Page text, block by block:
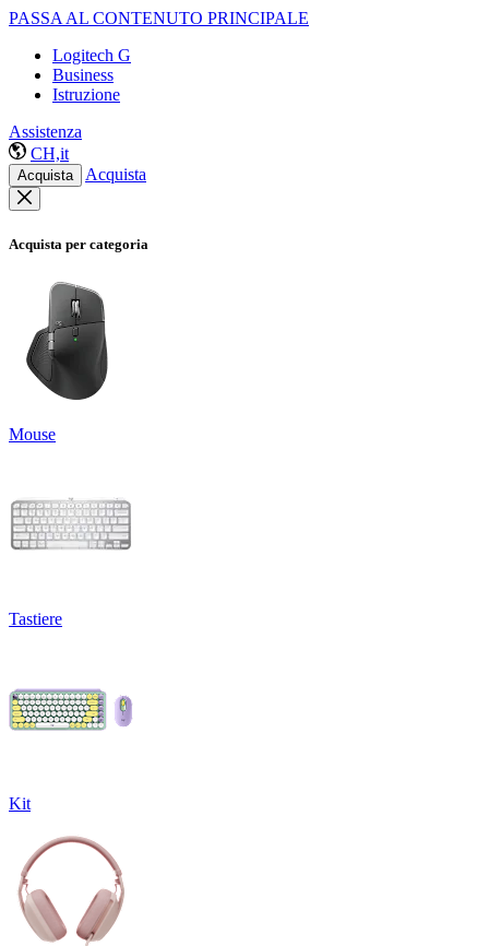
PASSA AL CONTENUTO PRINCIPALE
Logitech G
Business
Istruzione
Assistenza
CH,it
Acquista Acquista
Acquista per categoria
Mouse
Tastiere
Kit